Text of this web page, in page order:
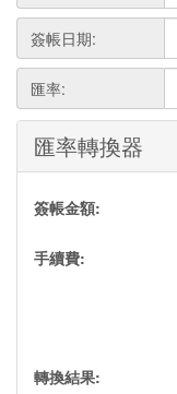
簽帳日期:
匯率:
匯率轉換器
簽帳金額:
手續費:
轉換結果: